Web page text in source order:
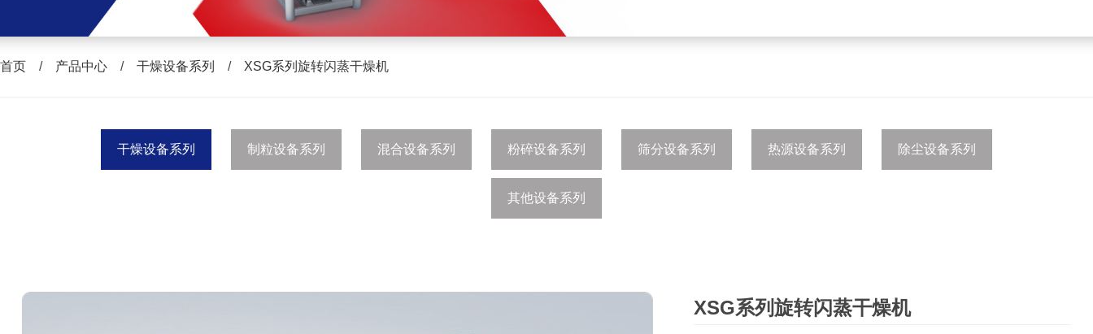
首页 / 产品中心 / 干燥设备系列 / XSG系列旋转闪蒸干燥机
干燥设备系列 制粒设备系列 混合设备系列 粉碎设备系列 筛分设备系列 热源设备系列 除尘设备系列
其他设备系列
XSG系列旋转闪蒸干燥机